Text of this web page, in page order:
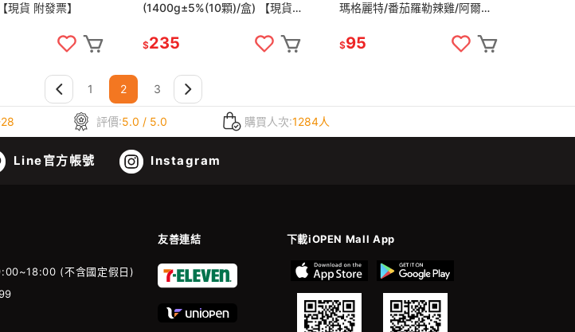
貨 附發票】
(1400g±5%(10顆)/盒) 【現貨
$235
瑪格麗特/番茄羅勒辣雞/阿爾巴
165g/包)【現貨】
$95
1 2 3
評價:5.0 / 5.0 購買人次:1284人
Line官方帳號 Instagram
友善連結 下載iOPEN Mall App
(不含國定假日)